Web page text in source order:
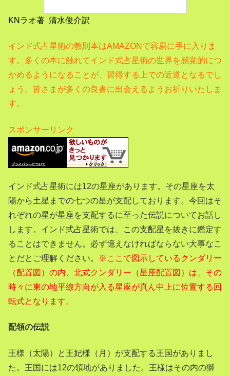
KNラオ著 清水俊介訳
インド式占星術の教則本はAMAZONで容易に手に入りま
す。多くの本に触れてインド式占星術の世界を感覚的につ
かめるようになることが、習得する上での近道となるでし
ょう。皆さまが多くの良書に出会えるようお祈りいたしま
す。
スポンサーリンク
インド式占星術には12の星座があります。その星座を太
陽から土星までの七つの星が支配しております。今回はそ
れぞれの星が星座を支配するに至った伝説についてお話し
します。インド式占星術では、この支配星を抜きに鑑定す
ることはできません。必ず憶えなければならない大事なこ
とだとご理解ください。
※ここで図示しているクンダリー
（配置図）の内、北式クンダリー（星座配置図）は、その
時々に東の地平線方向が入る星座が真ん中上に位置する回
転式となります。
配領の伝説
王様（太陽）と王妃様（月）が支配する王国がありまし
た。 王国には12の領地がありました。王様はその内の獅